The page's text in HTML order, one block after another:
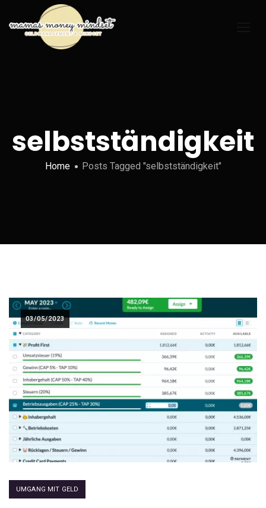
selbstständigkeit
Home Posts Tagged "selbstständigkeit"
03/05/2023
UMGANG MIT GELD